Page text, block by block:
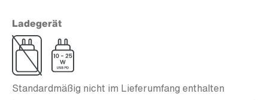
Ladegerät
Standardmäßig nicht im Lieferumfang enthalten